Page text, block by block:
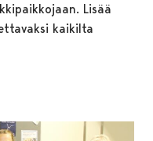
Lisää
kaikilta